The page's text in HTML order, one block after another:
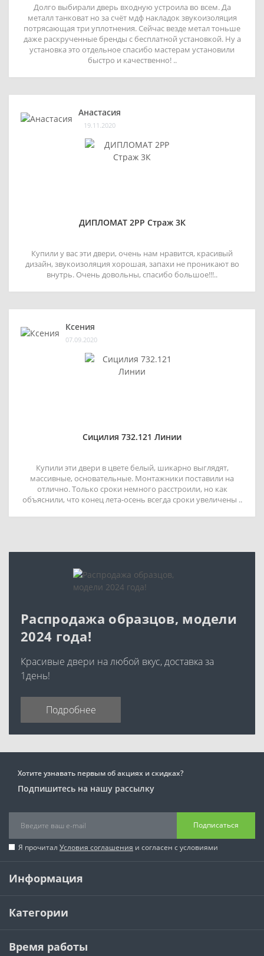
Долго выбирали дверь входную устроила во всем. Да
металл танковат но за счёт мдф накладок звукоизоляция
потрясающая три уплотнения. Сейчас везде метал тоньше
даже раскрученные бренды с бесплатной установкой. Ну а
установка это отдельное спасибо мастерам установили
быстро и качественно! ..
Анастасия
19.11.2020
ДИПЛОМАТ 2РР Страж 3К
Купили у вас эти двери, очень нам нравится, красивый
дизайн, звукоизоляция хорошая, запахи не проникают во
внутрь. Очень довольны, спасибо большое!!!..
Ксения
07.09.2020
Сицилия 732.121 Линии
Купили эти двери в цвете белый, шикарно выглядят,
массивные, основательные. Монтажники поставили на
отлично. Только сроки немного расстроили, но как
объяснили, что конец лета-осень всегда сроки увеличены ..
Распродажа образцов, модели
2024 года!
Красивые двери на любой вкус, доставка за
1день!
Подробнее
Хотите узнавать первым об акциях и скидках?
Подпишитесь на нашу рассылку
Подписаться
Я прочитал Условия соглашения и согласен с условиями
Информация
Категории
Время работы